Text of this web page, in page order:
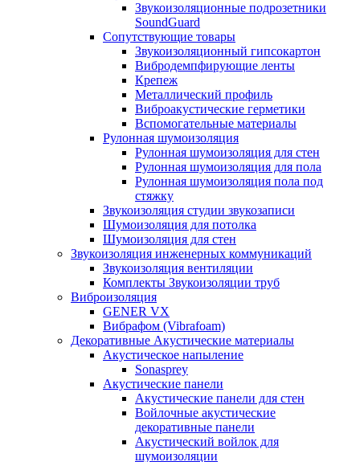
Звукоизоляционные подрозетники
SoundGuard
Сопутствующие товары
Звукоизоляционный гипсокартон
Вибродемпфирующие ленты
Крепеж
Металлический профиль
Виброакустические герметики
Вспомогательные материалы
Рулонная шумоизоляция
Рулонная шумоизоляция для стен
Рулонная шумоизоляция для пола
Рулонная шумоизоляция пола под
стяжку
Звукоизоляция студии звукозаписи
Шумоизоляция для потолка
Шумоизоляция для стен
Звукоизоляция инженерных коммуникаций
Звукоизоляция вентиляции
Комплекты Звукоизоляции труб
Виброизоляция
GENER VX
Вибрафом (Vibrafoam)
Декоративные Акустические материалы
Акустическое напыление
Sonasprey
Акустические панели
Акустические панели для стен
Войлочные акустические
декоративные панели
Акустический войлок для
шумоизоляции